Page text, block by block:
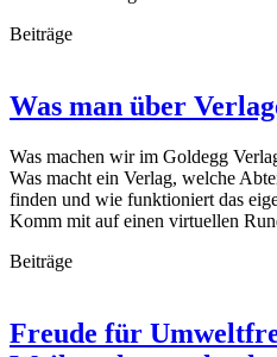
Beiträge
Was man über
Was machen wir im Goldegg
Was macht ein Verlag, welche
finden und wie funktioniert das
Komm mit auf einen virtuellen
Beiträge
Freude für